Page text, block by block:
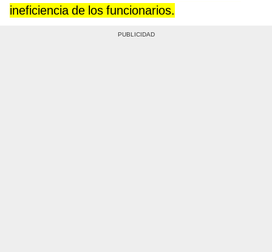
ineficiencia de los funcionarios.